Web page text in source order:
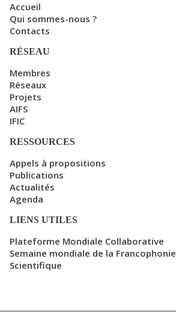
Accueil
Qui sommes-nous ?
Contacts
RÉSEAU
Membres
Réseaux
Projets
AIFS
IFIC
RESSOURCES
Appels à propositions
Publications
Actualités
Agenda
LIENS UTILES
Plateforme Mondiale Collaborative
Semaine mondiale de la Francophonie
Scientifique